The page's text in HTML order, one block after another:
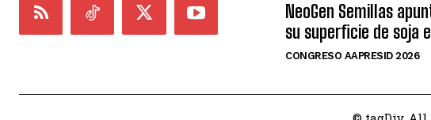
NeoGen Semillas
su superficie de soja
CONGRESO AAPRESID 2026